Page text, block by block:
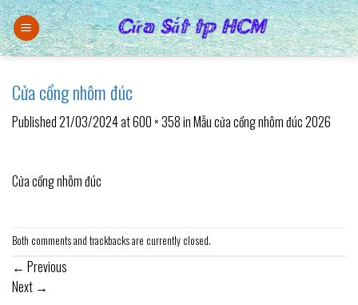
Skip
to
content
Cửa cổng nhôm đúc
Published21/03/2024at600 × 358inMẫu cửa cổng nhôm đúc 2026
Cửa cổng nhôm đúc
Both comments and trackbacks are currently closed.
← Previous
Next →